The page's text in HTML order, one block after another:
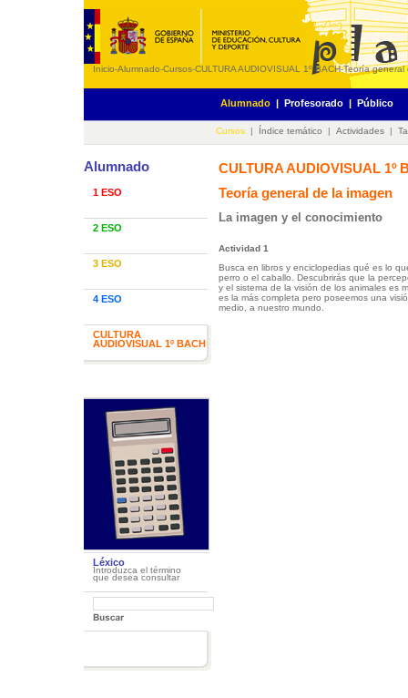
Inicio-Alumnado-Cursos-CULTURA AUDIOVISUAL 1º BACH-Teoría general
Alumnado | Profesorado | Público
Cursos | Índice temático | Actividades |
Alumnado
1 ESO
2 ESO
3 ESO
4 ESO
CULTURA
AUDIOVISUAL 1º BACH
Léxico
Introduzca el término
que desea consultar
CULTURA AUDIOVISUAL 1º
Teoría general de la imagen
La imagen y el conocimiento
Actividad 1
Busca en libros y enciclopedias qué es lo
perro o el caballo. Descubrirás que la
y el sistema de la visión de los animales es
es la más completa pero poseemos una
medio, a nuestro mundo.